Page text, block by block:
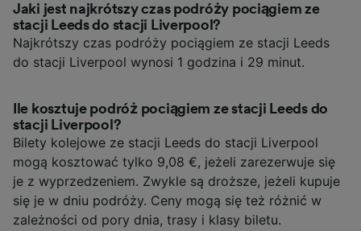
Jaki jest najkrótszy czas podróży pociągiem ze
stacji Leeds do stacji Liverpool?
Najkrótszy czas podróży pociągiem ze stacji Leeds
do stacji Liverpool wynosi 1 godzina i 29 minut.
Ile kosztuje podróż pociągiem ze stacji Leeds do
stacji Liverpool?
Bilety kolejowe ze stacji Leeds do stacji Liverpool
mogą kosztować tylko 9,08 €, jeżeli zarezerwuje się
je z wyprzedzeniem. Zwykle są droższe, jeżeli kupuje
się je w dniu podróży. Ceny mogą się też różnić w
zależności od pory dnia, trasy i klasy biletu.